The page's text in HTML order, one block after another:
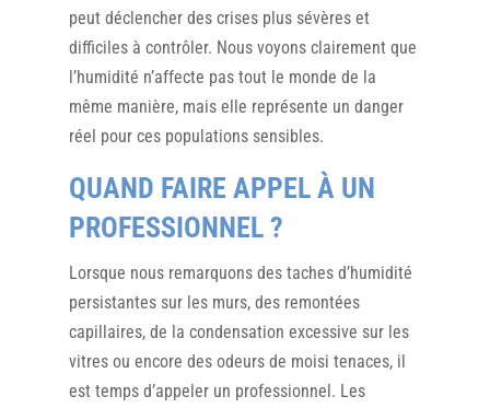
peut déclencher des crises plus sévères et
difficiles à contrôler. Nous voyons clairement que
l’humidité n’affecte pas tout le monde de la
même manière, mais elle représente un danger
réel pour ces populations sensibles.
QUAND FAIRE APPEL À UN
PROFESSIONNEL ?
Lorsque nous remarquons des taches d’humidité
persistantes sur les murs, des remontées
capillaires, de la condensation excessive sur les
vitres ou encore des odeurs de moisi tenaces, il
est temps d’appeler un professionnel. Les